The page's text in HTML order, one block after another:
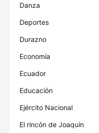
Danza
Deportes
Durazno
Economía
Ecuador
Educación
Ejército Nacional
El rincón de Joaquín